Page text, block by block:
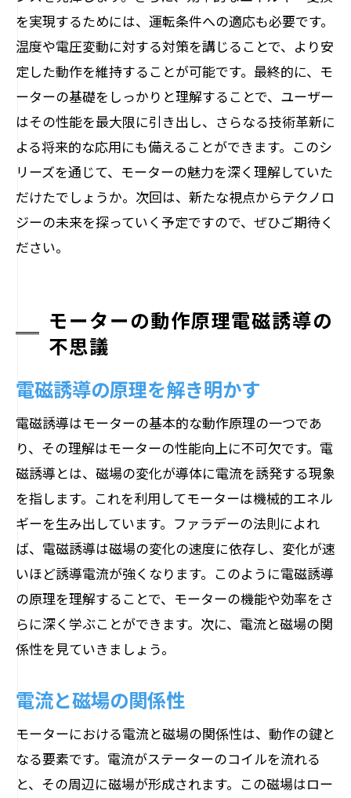
を実現するためには、運転条件への適応も必要です。
温度や電圧変動に対する対策を講じることで、より安
定した動作を維持することが可能です。最終的に、モ
ーターの基礎をしっかりと理解することで、ユーザー
はその性能を最大限に引き出し、さらなる技術革新に
よる将来的な応用にも備えることができます。このシ
リーズを通じて、モーターの魅力を深く理解していた
だけたでしょうか。次回は、新たな視点からテクノロ
ジーの未来を探っていく予定ですので、ぜひご期待く
ださい。
モーターの動作原理電磁誘導の
不思議
電磁誘導の原理を解き明かす
電磁誘導はモーターの基本的な動作原理の一つであ
り、その理解はモーターの性能向上に不可欠です。電
磁誘導とは、磁場の変化が導体に電流を誘発する現象
を指します。これを利用してモーターは機械的エネル
ギーを生み出しています。ファラデーの法則によれ
ば、電磁誘導は磁場の変化の速度に依存し、変化が速
いほど誘導電流が強くなります。このように電磁誘導
の原理を理解することで、モーターの機能や効率をさ
らに深く学ぶことができます。次に、電流と磁場の関
係性を見ていきましょう。
電流と磁場の関係性
モーターにおける電流と磁場の関係性は、動作の鍵と
なる要素です。電流がステーターのコイルを流れる
と、その周辺に磁場が形成されます。この磁場はロー